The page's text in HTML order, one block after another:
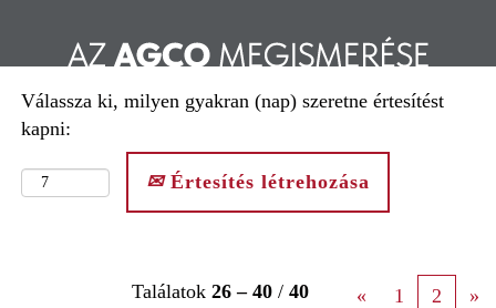
Válassza ki, milyen gyakran (nap) szeretne értesítést
kapni:
Értesítés létrehozása
Találatok 26 – 40 / 40 « 1 2 »